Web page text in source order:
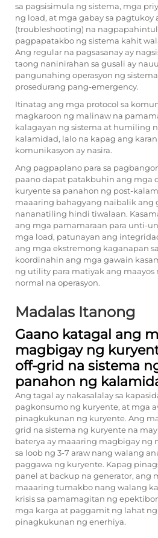
sa pagsisimula ng sistema, mga
ng load, at mga gabay sa
(troubleshooting) na
pagpapatakbo ng sistema kahit
Ang regular na pagsasanay ay
taong naninirahan sa gusali ay
pangunahing operasyon ng
prosedurang pang-emergency.
Itinatag ang mga protocol sa
magkaroon ng malinaw na
kalagayan ng sistema at humiling
kalamidad, lalo na kapag ang
komunikasyon ay nasira.
Ang pagpaplano para sa
paano dapat patakbuhin ang mga
kuryente sa panahon ng post-
maaaring bahagyang naibalik ang
nananatiling hindi tiwalaan.
ang mga pamamaraan para unti-
mga load, patunayan ang
ang mga ekstremong kaganapan
koordinahin ang mga gawain
ng utility para matiyak ang maayos
normal na operasyon.
Madalas Itanong
Gaano katagal ang
magbigay ng
off-grid na sistema
panahon ng
Ang tagal ay nakasalalay sa
pagkonsumo ng kuryente, at mga
pinagkukunan ng kuryente. Ang
grid na sistema ng kuryente na
baterya ay maaaring magbigay ng
sa loob ng 3-7 araw nang walang
paggawa ng kuryente. Kapag
panel at backup na generator, ang
maaaring tumakbo nang walang
krisis sa pamamagitan ng
mga karga at paggamit ng lahat
pinagkukunan ng enerhiya.